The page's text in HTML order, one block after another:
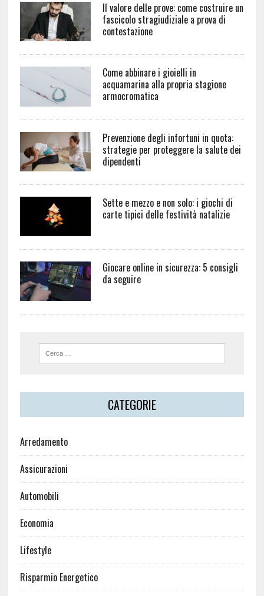
Il valore delle prove: come costruire un
fascicolo stragiudiziale a prova di
contestazione
Come abbinare i gioielli in
acquamarina alla propria stagione
armocromatica
Prevenzione degli infortuni in quota:
strategie per proteggere la salute dei
dipendenti
Sette e mezzo e non solo: i giochi di
carte tipici delle festività natalizie
Giocare online in sicurezza: 5 consigli
da seguire
CATEGORIE
Arredamento
Assicurazioni
Automobili
Economia
Lifestyle
Risparmio Energetico